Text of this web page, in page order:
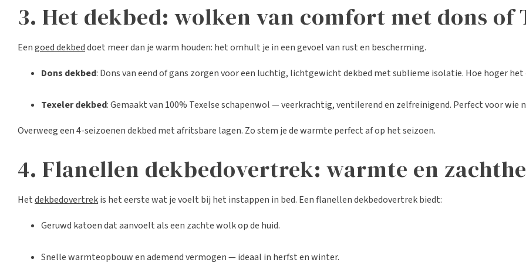
3. Het dekbed: wolken van comfort met dons of
Eengoed dekbeddoet meer dan je warm houden: het omhult je in een gevoel van rust en bescherming.
Dons dekbed: Dons van eend of gans zorgen voor een luchtig, lichtgewicht dekbed met sublieme isolatie. Hoe hoger
Texeler dekbed: Gemaakt van 100% Texelse schapenwol — veerkrachtig, ventilerend en zelfreinigend. Perfect voor
Overweeg een 4-seizoenen dekbed met afritsbare lagen. Zo stem je de warmte perfect af op het seizoen.
4. Flanellen dekbedovertrek: warmte en
Hetdekbedovertrekis het eerste wat je voelt bij het instappen in bed. Een flanellen dekbedovertrek biedt:
Geruwd katoen dat aanvoelt als een zachte wolk op de huid.
Snelle warmteopbouw en ademend vermogen — ideaal in herfst en winter.